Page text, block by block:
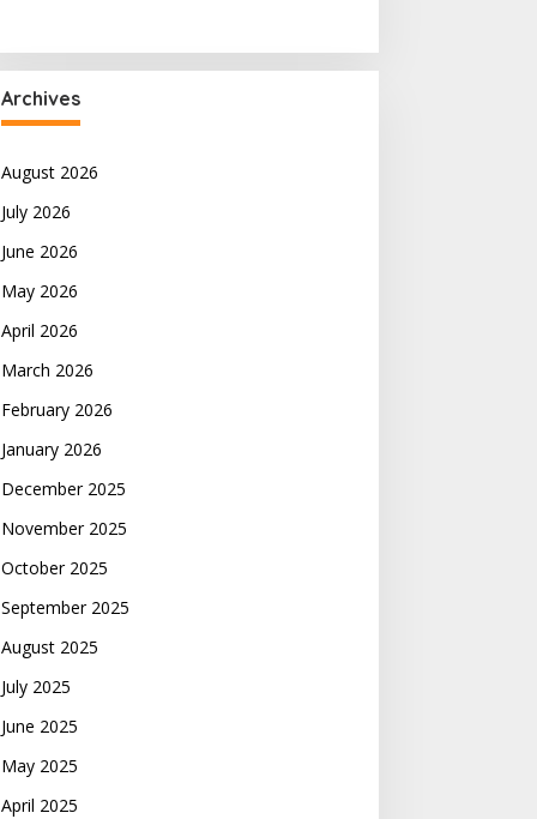
Archives
August 2026
July 2026
June 2026
May 2026
April 2026
March 2026
February 2026
January 2026
December 2025
November 2025
October 2025
September 2025
August 2025
July 2025
June 2025
May 2025
April 2025